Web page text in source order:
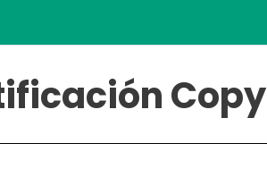
Copy